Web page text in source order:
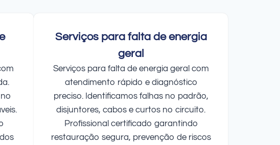
Serviços para falta de energia
geral
Serviços para falta de energia geral com
atendimento rápido e diagnóstico
preciso. Identificamos falhas no padrão,
disjuntores, cabos e curtos no circuito.
Profissional certificado garantindo
restauração segura, prevenção de riscos